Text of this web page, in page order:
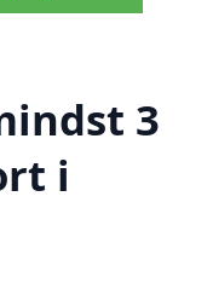
3
i